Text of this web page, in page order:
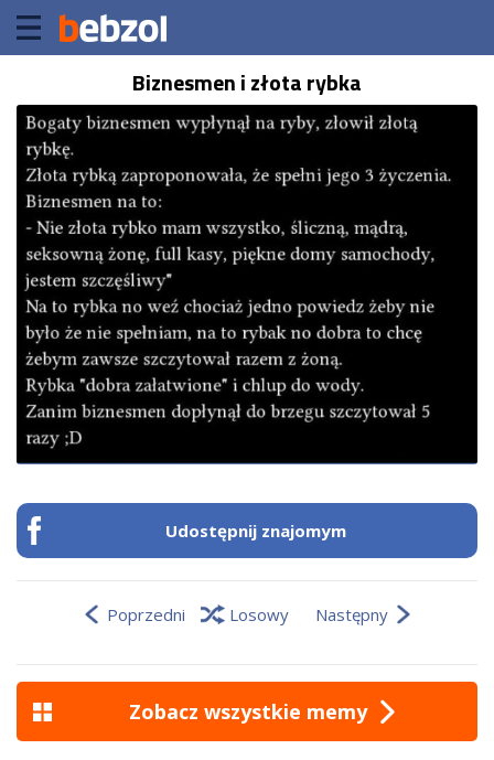
Biznesmen i złota rybka
Udostępnij znajomym
Poprzedni Losowy Następny
Zobacz wszystkie memy